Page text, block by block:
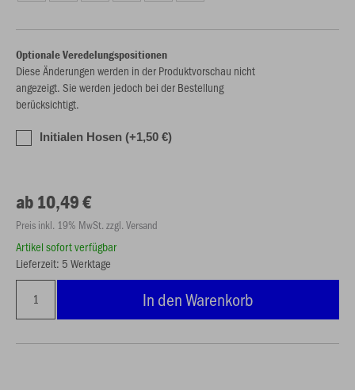
Optionale Veredelungspositionen
Diese Änderungen werden in der Produktvorschau nicht
angezeigt. Sie werden jedoch bei der Bestellung
berücksichtigt.
Initialen Hosen (+1,50 €)
ab 10,49 €
Preis inkl. 19% MwSt. zzgl. Versand
Artikel sofort verfügbar
Lieferzeit: 5 Werktage
In den Warenkorb